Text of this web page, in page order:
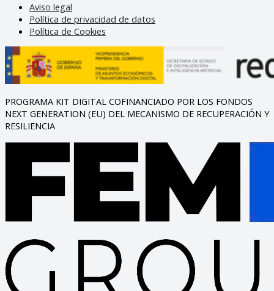
Aviso legal
Política de privacidad de datos
Política de Cookies
PROGRAMA KIT DIGITAL COFINANCIADO POR LOS FONDOS
NEXT GENERATION (EU) DEL MECANISMO DE RECUPERACIÓN Y
RESILIENCIA